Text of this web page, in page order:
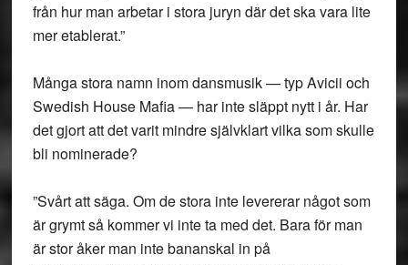
från hur man arbetar i stora juryn där det ska vara lite
mer etablerat.”
Många stora namn inom dansmusik — typ Avicii och
Swedish House Mafia — har inte släppt nytt i år. Har
det gjort att det varit mindre självklart vilka som skulle
bli nominerade?
”Svårt att säga. Om de stora inte levererar något som
är grymt så kommer vi inte ta med det. Bara för man
är stor åker man inte bananskal in på